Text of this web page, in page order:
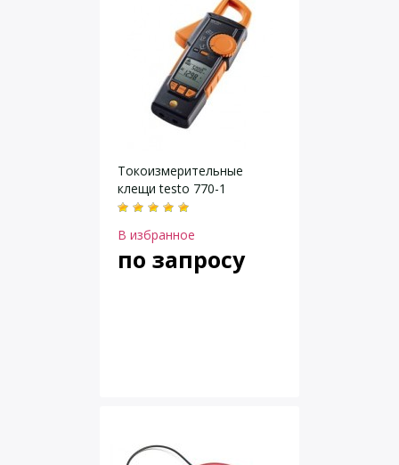
Токоизмерительные
клещи testo 770-1
В избранное
по запросу